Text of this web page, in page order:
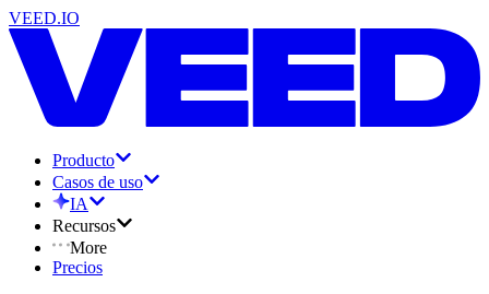
VEED.IO
Producto
Casos de uso
IA
Recursos
More
Precios